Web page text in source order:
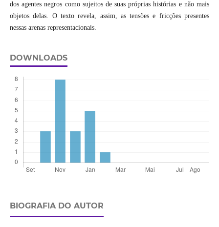
dos agentes negros como sujeitos de suas próprias histórias e não mais
objetos delas. O texto revela, assim, as tensões e fricções presentes
nessas arenas representacionais.
DOWNLOADS
BIOGRAFIA DO AUTOR